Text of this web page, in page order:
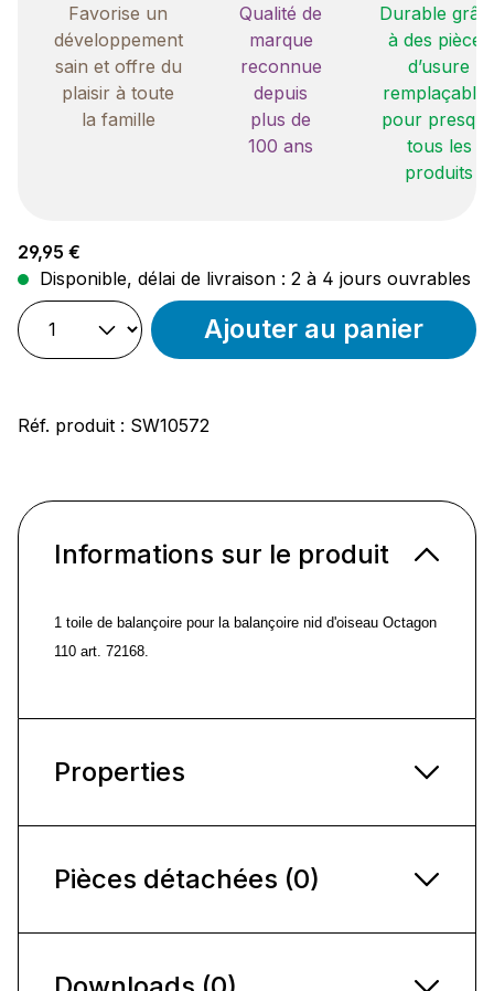
Favorise un
développement
sain et offre du
plaisir à toute
la famille
Qualité de
marque
reconnue
depuis
plus de
100 ans
Durable
à des pièces
d’usure
remplaçables
pour
tous les
produits
Prix régulier :
29,95 €
Disponible, délai de livraison : 2 à 4 jours ouvrables
Ajouter au panier
Réf. produit : SW10572
Informations sur le produit
1 toile de balançoire pour la balançoire nid d'oiseau Octagon
110 art. 72168.
Properties
Pièces détachées (0)